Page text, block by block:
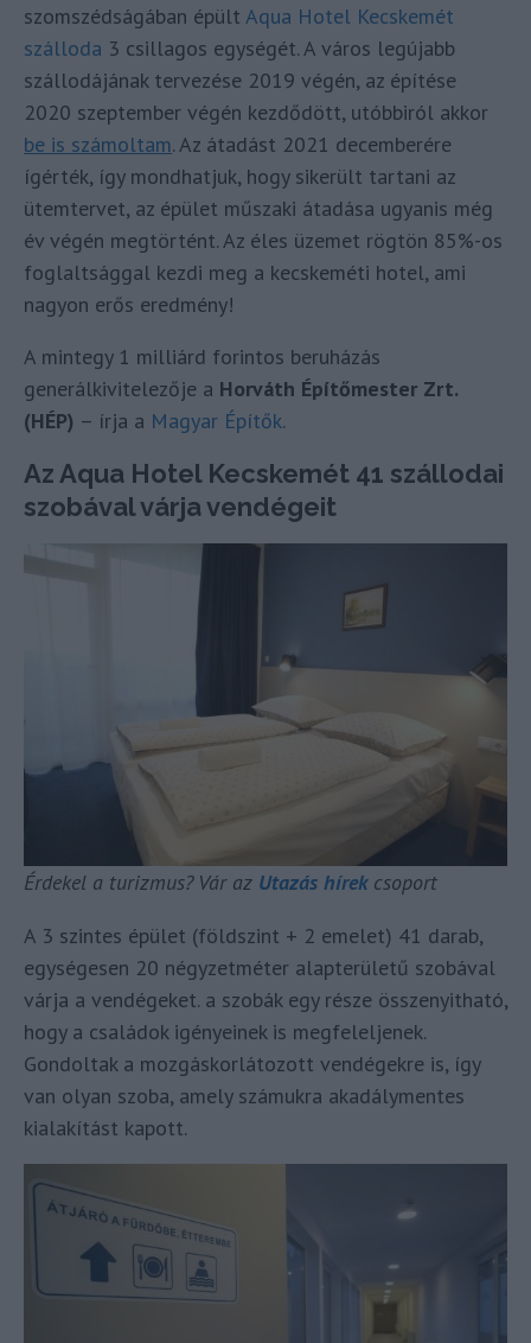
szomszédságában épült Aqua Hotel Kecskemét
szálloda 3 csillagos egységét. A város legújabb
szállodájának tervezése 2019 végén, az építése
2020 szeptember végén kezdődött, utóbbiról akkor
be is számoltam. Az átadást 2021 decemberére
ígérték, így mondhatjuk, hogy sikerült tartani az
ütemtervet, az épület műszaki átadása ugyanis még
év végén megtörtént. Az éles üzemet rögtön 85%-os
foglaltsággal kezdi meg a kecskeméti hotel, ami
nagyon erős eredmény!
A mintegy 1 milliárd forintos beruházás
generálkivitelezője a Horváth Építőmester Zrt.
(HÉP) – írja a Magyar Építők.
Az Aqua Hotel Kecskemét 41 szállodai
szobával várja vendégeit
Érdekel a turizmus? Vár az Utazás hírekcsoport
A 3 szintes épület (földszint + 2 emelet) 41 darab,
egységesen 20 négyzetméter alapterületű szobával
várja a vendégeket. a szobák egy része összenyitható,
hogy a családok igényeinek is megfeleljenek.
Gondoltak a mozgáskorlátozott vendégekre is, így
van olyan szoba, amely számukra akadálymentes
kialakítást kapott.